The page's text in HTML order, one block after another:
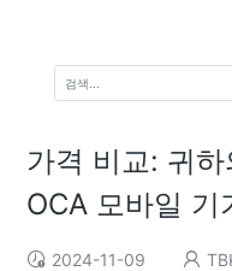
가격 비교: 귀
OCA 모바일 기
2024-11-09